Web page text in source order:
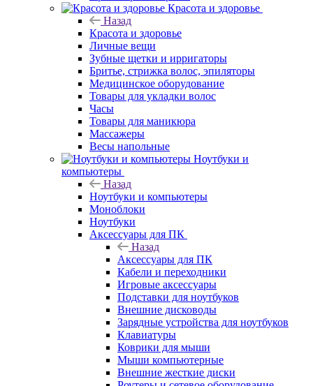
Красота и здоровье
Назад
Красота и здоровье
Личные вещи
Зубные щетки и ирригаторы
Бритье, стрижка волос, эпиляторы
Медицинское оборудование
Товары для укладки волос
Часы
Товары для маникюра
Массажеры
Весы напольные
Ноутбуки и
компьютеры
Назад
Ноутбуки и компьютеры
Моноблоки
Ноутбуки
Аксессуары для ПК
Назад
Аксессуары для ПК
Кабели и переходники
Игровые аксессуары
Подставки для ноутбуков
Внешние дисководы
Зарядные устройства для ноутбуков
Клавиатуры
Коврики для мыши
Мыши компьютерные
Внешние жесткие диски